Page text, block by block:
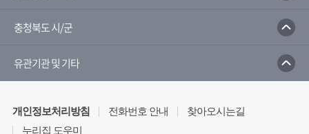
충청북도 시/군
유관기관 및 기타
개인정보처리방침 전화번호 안내
찾아오시는길
누리집 도우미